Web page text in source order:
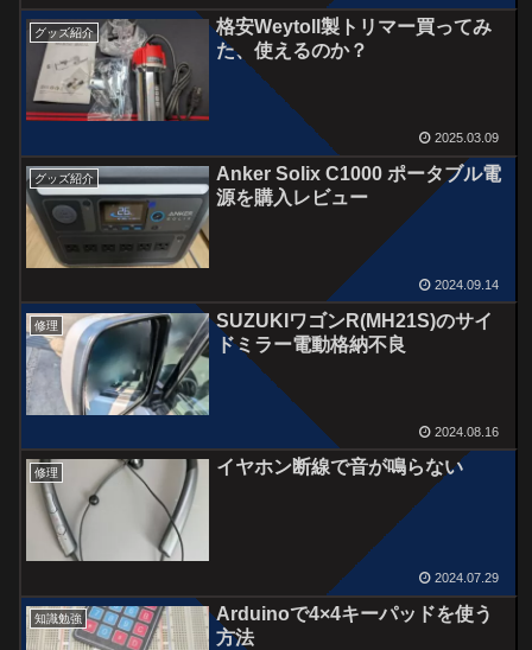
グッズ紹介
格安Weytoll製トリマー買ってみ
た、使えるのか？
2025.03.09
グッズ紹介
Anker Solix C1000 ポータブル電
源を購入レビュー
2024.09.14
修理
SUZUKIワゴンR(MH21S)のサイ
ドミラー電動格納不良
2024.08.16
修理 イヤホン断線で音が鳴らない
2024.07.29
知識勉強
Arduinoで4×4キーパッドを使う
方法